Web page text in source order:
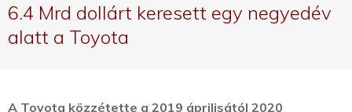
6.4 Mrd dollárt keresett egy negyedév
alatt a Toyota
A Toyota közzétette a 2019 áprilisától 2020